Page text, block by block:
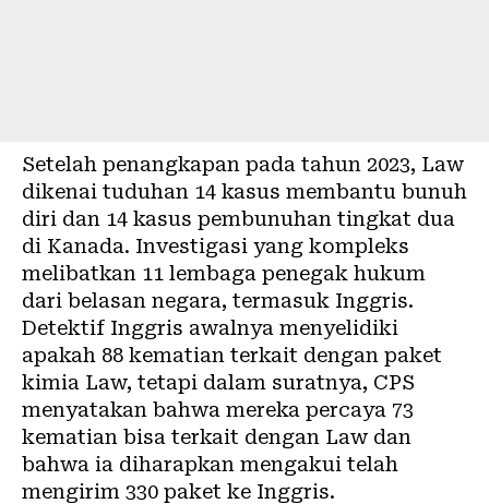
Setelah penangkapan pada tahun 2023, Law
dikenai tuduhan 14 kasus membantu bunuh
diri dan 14 kasus pembunuhan tingkat dua
di Kanada. Investigasi yang kompleks
melibatkan 11 lembaga penegak hukum
dari belasan negara, termasuk Inggris.
Detektif Inggris awalnya menyelidiki
apakah 88 kematian terkait dengan paket
kimia Law, tetapi dalam suratnya, CPS
menyatakan bahwa mereka percaya 73
kematian bisa terkait dengan Law dan
bahwa ia diharapkan mengakui telah
mengirim 330 paket ke Inggris.